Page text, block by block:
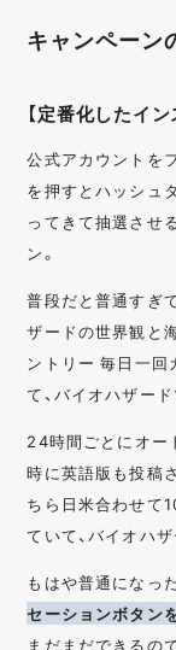
キャンペーン
【定番化したイ
公式アカウントを
を押すとハッシュ
ってきて抽選させ
ン。
普段だと普通すぎ
ザードの世界観と
ントリー 毎日一回
て、バイオハザー
24時間ごとにオー
時に英語版も投稿
ちら日米合わせて
ていて、バイオハ
もはや普通になっ
セーションボタン
まだまだできるの